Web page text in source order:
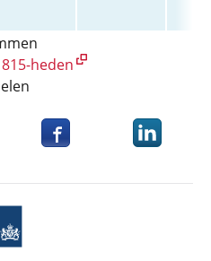
heden
op Bluesky
Deel dit item opDeel dit